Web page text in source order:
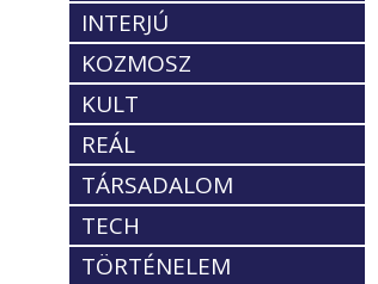
INTERJÚ
KOZMOSZ
KULT
REÁL
TÁRSADALOM
TECH
TÖRTÉNELEM